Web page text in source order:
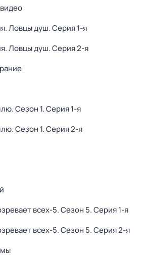
Ловцы душ. Серия 1-я
Ловцы душ. Серия 2-я
. Сезон 1. Серия 1-я
. Сезон 1. Серия 2-я
всех-5. Сезон 5. Серия 1-я
всех-5. Сезон 5. Серия 2-я